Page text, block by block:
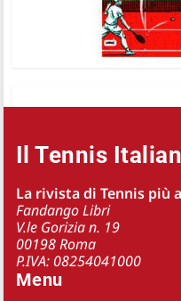
Il Tennis
La rivista di Tennis più
Fandango Libri
V.le Gorizia n. 19
00198 Roma
P.IVA: 08254041000
Menu